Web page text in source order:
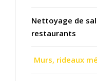
Nettoyage de
restaurants
Murs, rideaux